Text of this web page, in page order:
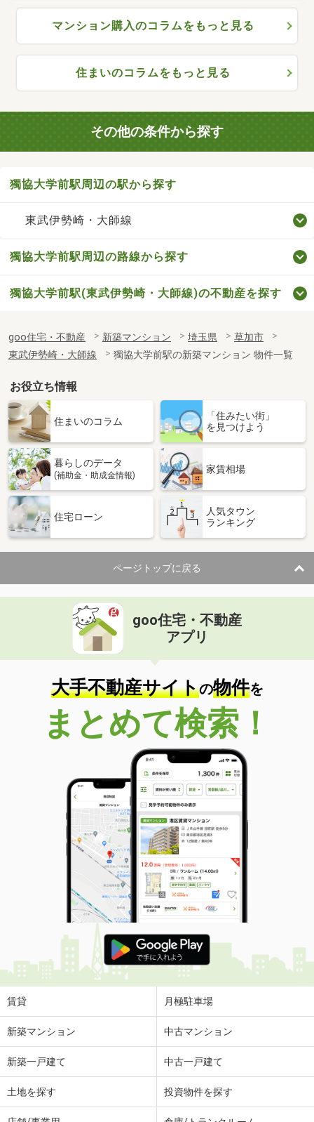
マンション購入のコラムをもっと見る
住まいのコラムをもっと見る
その他の条件から探す
獨協大学前駅周辺の駅から探す
東武伊勢崎・大師線
獨協大学前駅周辺の路線から探す
獨協大学前駅(東武伊勢崎・大師線)の不動産を探す
goo住宅・不動産 新築マンション 埼玉県
草加市
東武伊勢崎・大師線
獨協大学前駅の新築マンション 物件一覧
お役立ち情報
住まいのコラム
「住みたい街」
を見つけよう
暮らしのデータ
(補助金・助成金情報)
家賃相場
住宅ローン
人気タウン
ランキング
ページトップに戻る
goo住宅・不動産
アプリ
大手不動産サイトの物件を
まとめて検索！
賃貸 月極駐車場
新築マンション 中古マンション
新築一戸建て 中古一戸建て
土地を探す 投資物件を探す